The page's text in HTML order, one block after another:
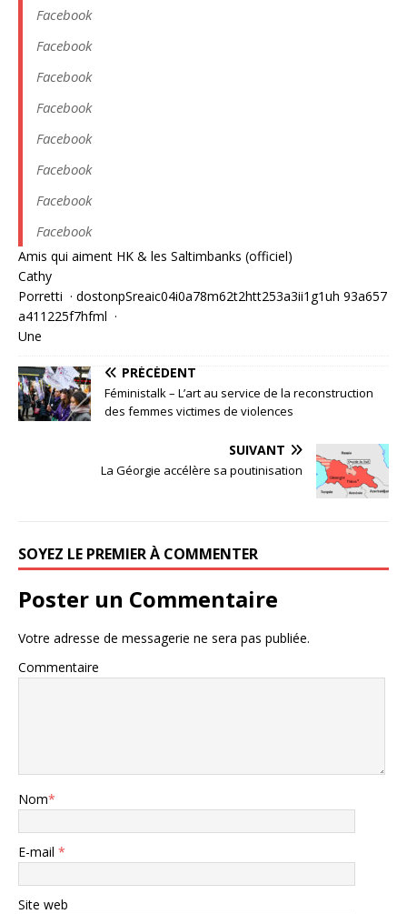
Facebook
Facebook
Facebook
Facebook
Facebook
Facebook
Facebook
Facebook
Amis qui aiment HK & les Saltimbanks (officiel)
Cathy
Porretti · dostonpSreaic04i0a78m62t2htt253a3ii1 g1uh 93a657
a41 1 225f7hfml ·
Une
PRÉCÉDENT
Féministalk – L’art au service de la reconstruction
des femmes victimes de violences
SUIVANT
La Géorgie accélère sa poutinisation
SOYEZ LE PREMIER À COMMENTER
Poster un Commentaire
Votre adresse de messagerie ne sera pas publiée.
Commentaire
Nom*
E-mail *
Site web